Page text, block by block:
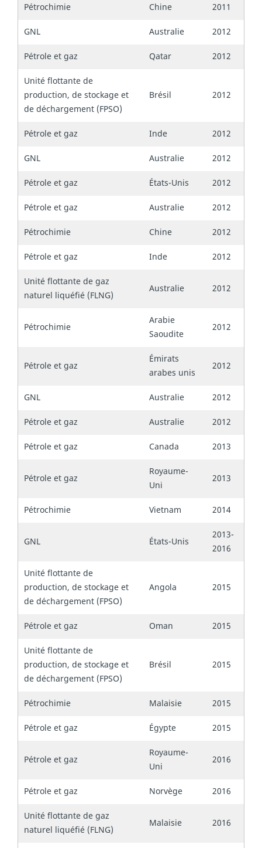
Pétrochimie Chine
2011
GNL
Australie
2012
Pétrole et gaz
Qatar
2012
Unité flottante de
production, de stockage et
de déchargement (FPSO)
Brésil 2012
Pétrole et gaz Inde
2012
GNL
Australie
2012
Pétrole et gaz
États-Unis
2012
Pétrole et gaz
Australie
2012
Pétrochimie
Chine
2012
Pétrole et gaz
Inde
2012
Unité flottante de gaz
naturel liquéfié (FLNG)
Australie 2012
Pétrochimie
Arabie
Saoudite
2012
Pétrole et gaz
Émirats
arabes unis
2012
GNL Australie
2012
Pétrole et gaz
Australie
2012
Pétrole et gaz
Canada 2013
Pétrole et gaz
Royaume-
Uni
2013
Pétrochimie Vietnam 2014
GNL États-Unis
2013-
2016
Unité flottante de
production, de stockage et
de déchargement (FPSO)
Angola 2015
Pétrole et gaz Oman
2015
Unité flottante de
production, de stockage et
de déchargement (FPSO)
Brésil 2015
Pétrochimie Malaisie
2015
Pétrole et gaz
Égypte 2015
Pétrole et gaz
Royaume-
Uni
2016
Pétrole et gaz Norvège
2016
Unité flottante de gaz
naturel liquéfié (FLNG)
Malaisie 2016